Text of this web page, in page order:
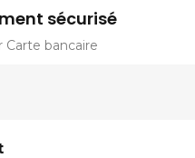
sécurisé
Carte bancaire